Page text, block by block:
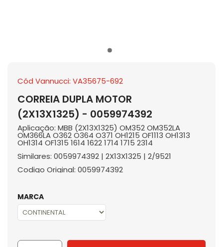
Cód Vannucci: VA35675-692
CORREIA DUPLA MOTOR
(2X13X1325) - 0059974392
Aplicação: MBB (2X13X1325) OM352 OM352LA
OM366LA O362 O364 O371 OH1215 OF1113 OH1313
OH1314 OF1315 1614 1622 1714 1715 2314
Similares: 0059974392 | 2X13X1325 | 2/9521
Codigo Original: 0059974392
MARCA